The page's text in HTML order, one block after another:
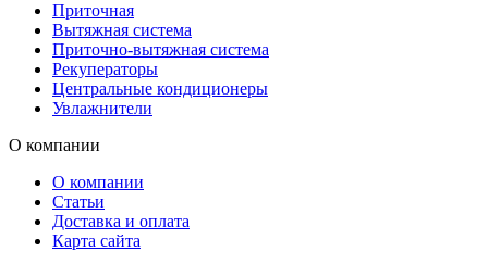
Приточная
Вытяжная система
Приточно-вытяжная система
Рекуператоры
Центральные кондиционеры
Увлажнители
О компании
О компании
Статьи
Доставка и оплата
Карта сайта